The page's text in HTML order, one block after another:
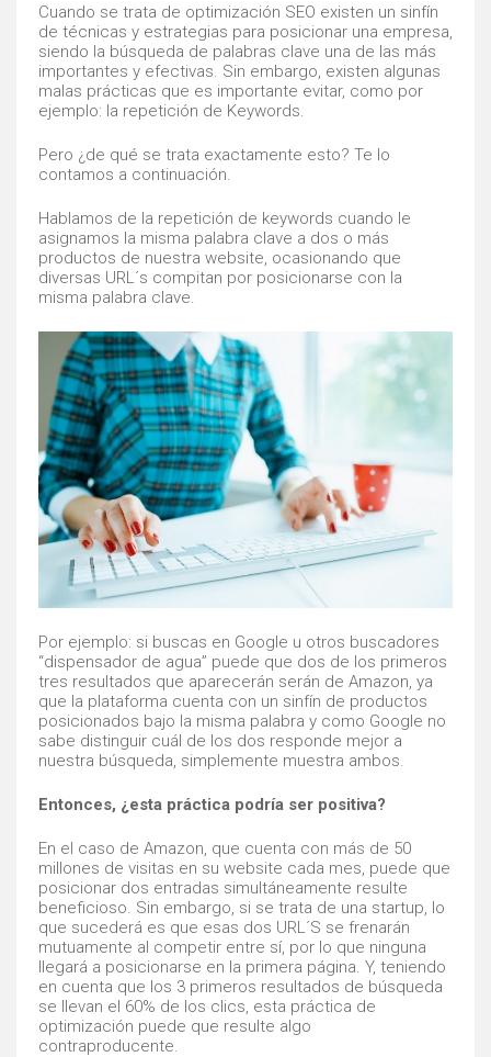
Cuando se trata de optimización SEO existen un sinfín
de técnicas y estrategias para posicionar una empresa,
siendo la búsqueda de palabras clave una de las más
importantes y efectivas. Sin embargo, existen algunas
malas prácticas que es importante evitar, como por
ejemplo: la repetición de Keywords.
Pero ¿de qué se trata exactamente esto? Te lo
contamos a continuación.
Hablamos de la repetición de keywords cuando le
asignamos la misma palabra clave a dos o más
productos de nuestra website, ocasionando que
diversas URL´s compitan por posicionarse con la
misma palabra clave.
Por ejemplo: si buscas en Google u otros buscadores
“dispensador de agua” puede que dos de los primeros
tres resultados que aparecerán serán de Amazon, ya
que la plataforma cuenta con un sinfín de productos
posicionados bajo la misma palabra y como Google no
sabe distinguir cuál de los dos responde mejor a
nuestra búsqueda, simplemente muestra ambos.
Entonces, ¿esta práctica podría ser positiva?
En el caso de Amazon, que cuenta con más de 50
millones de visitas en su website cada mes, puede que
posicionar dos entradas simultáneamente resulte
beneficioso. Sin embargo, si se trata de una startup, lo
que sucederá es que esas dos URL´S se frenarán
mutuamente al competir entre sí, por lo que ninguna
llegará a posicionarse en la primera página. Y, teniendo
en cuenta que los 3 primeros resultados de búsqueda
se llevan el 60% de los clics, esta práctica de
optimización puede que resulte algo
contraproducente.